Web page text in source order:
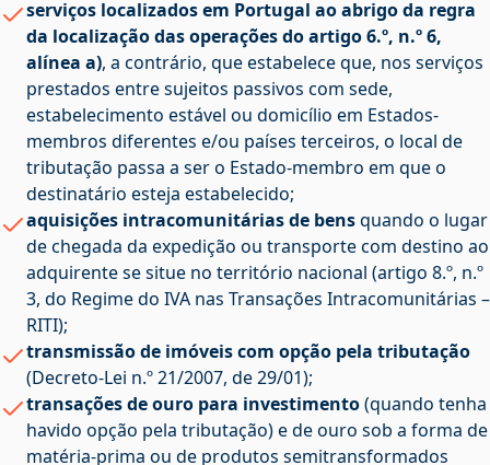
serviços localizados em Portugal ao abrigo da regra
da localização das operações do artigo 6.º, n.º 6,
alínea a), a contrário, que estabelece que, nos serviços
prestados entre sujeitos passivos com sede,
estabelecimento estável ou domicílio em Estados-
membros diferentes e/ou países terceiros, o local de
tributação passa a ser o Estado-membro em que o
destinatário esteja estabelecido;
aquisições intracomunitárias de bensquando o lugar
de chegada da expedição ou transporte com destino ao
adquirente se situe no território nacional (artigo 8.º, n.º
3, do Regime do IVA nas Transações Intracomunitárias –
RITI);
transmissão de imóveis com opção pela tributação
(Decreto-Lei n.º 21/2007, de 29/01);
transações de ouro para investimento(quando tenha
havido opção pela tributação) e de ouro sob a forma de
matéria-prima ou de produtos semitransformados